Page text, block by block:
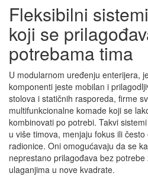
Fleksibilni
koji se
potrebama tima
U modularnom uređenju enterijera,
komponenti jeste mobilan i
stolova i statičnih rasporeda, firme
multifunkcionalne komade koji se
kombinovati po potrebi. Takvi
u više timova, menjaju fokus ili
radionice. Oni omogućavaju da se
neprestano prilagođava bez
ulaganjima u nove kvadrate.